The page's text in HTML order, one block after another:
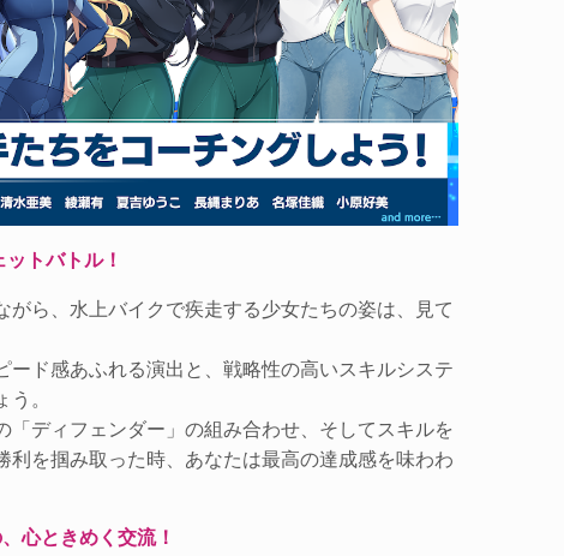
トバトル！
ら、水上バイクで疾走する少女たちの姿は、見て
ード感あふれる演出と、戦略性の高いスキルシステ
。
ディフェンダー」の組み合わせ、そしてスキルを
を掴み取った時、あなたは最高の達成感を味わわ
心ときめく交流！